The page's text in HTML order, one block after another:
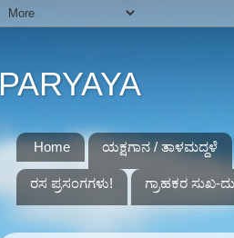
PARYAYA
Home ಯಕ್ಷಗಾನ / ತಾಳಮದ್ದಳೆ
ರಸ ಪ್ರಸಂಗಗಳು! ಗ್ರಾಹಕರ ಸುಖ-